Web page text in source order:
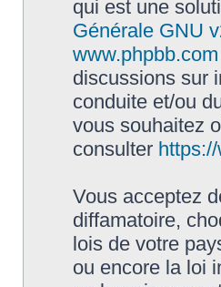
qui est une
Générale GNU
www.phpbb.com
discussions sur
conduite et/ou
vous souhaitez
consulter
Vous acceptez
diffamatoire,
lois de votre
ou encore la loi